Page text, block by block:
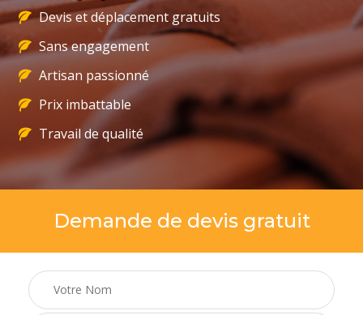
Devis et déplacement gratuits
Sans engagement
Artisan passionné
Prix imbattable
Travail de qualité
Demande de devis gratuit